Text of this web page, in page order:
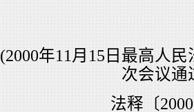
(2000年11月15日最高人
次会议通
法释〔